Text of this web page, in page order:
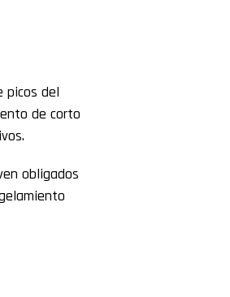
picos del
de corto
obligados